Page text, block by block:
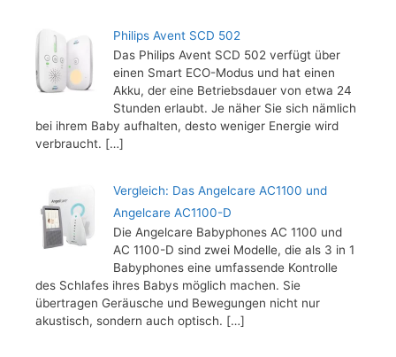
Philips Avent SCD 502
Das Philips Avent SCD 502 verfügt über
einen Smart ECO-Modus und hat einen
Akku, der eine Betriebsdauer von etwa 24
Stunden erlaubt. Je näher Sie sich nämlich
bei ihrem Baby aufhalten, desto weniger Energie wird
verbraucht. […]
Vergleich: Das Angelcare AC1100 und
Angelcare AC1100-D
Die Angelcare Babyphones AC 1100 und
AC 1100-D sind zwei Modelle, die als 3 in 1
Babyphones eine umfassende Kontrolle
des Schlafes ihres Babys möglich machen. Sie
übertragen Geräusche und Bewegungen nicht nur
akustisch, sondern auch optisch. […]